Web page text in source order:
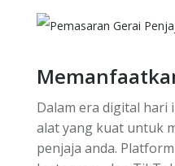
Dalam era digital hari
alat yang kuat untuk
penjaja anda.